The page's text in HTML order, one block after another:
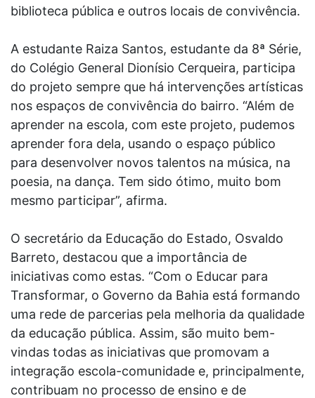
biblioteca pública e outros locais de convivência.
A estudante Raiza Santos, estudante da 8ª Série,
do Colégio General Dionísio Cerqueira, participa
do projeto sempre que há intervenções artísticas
nos espaços de convivência do bairro. “Além de
aprender na escola, com este projeto, pudemos
aprender fora dela, usando o espaço público
para desenvolver novos talentos na música, na
poesia, na dança. Tem sido ótimo, muito bom
mesmo participar”, afirma.
O secretário da Educação do Estado, Osvaldo
Barreto, destacou que a importância de
iniciativas como estas. “Com o Educar para
Transformar, o Governo da Bahia está formando
uma rede de parcerias pela melhoria da qualidade
da educação pública. Assim, são muito bem-
vindas todas as iniciativas que promovam a
integração escola-comunidade e, principalmente,
contribuam no processo de ensino e de